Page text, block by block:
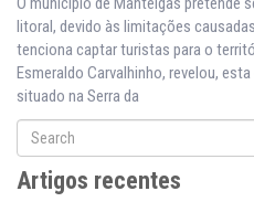
litoral, devido às limitações
tenciona captar turistas para o
Esmeraldo Carvalhinho, revelou,
situado na Serra da
Artigos recentes